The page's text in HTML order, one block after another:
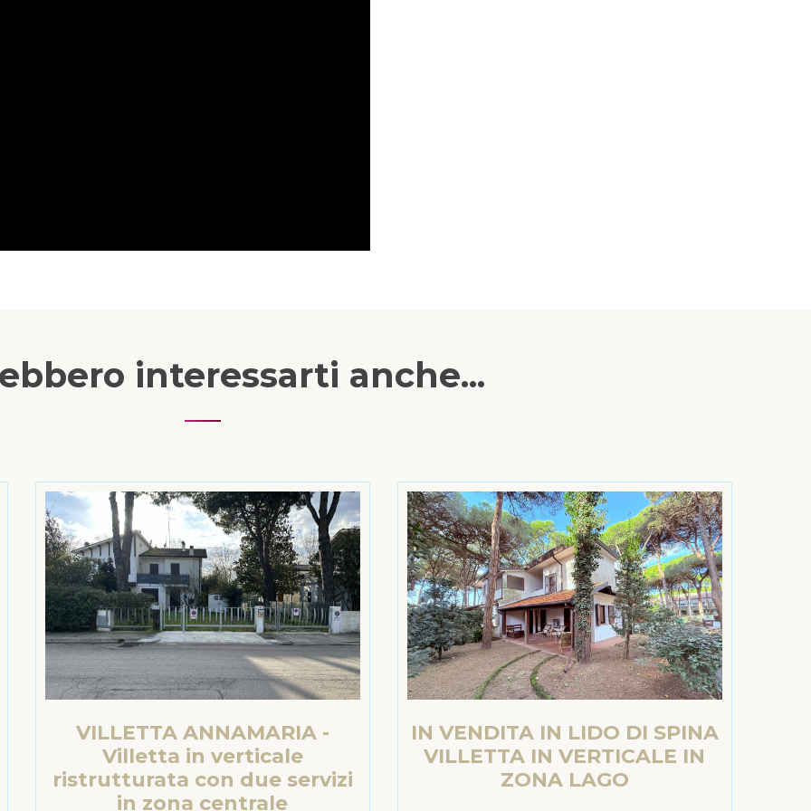
interessarti anche...
VILLETTA ANNAMARIA -
Villetta in verticale
ristrutturata con due servizi
in zona centrale
IN VENDITA IN LIDO DI SPINA
VILLETTA IN VERTICALE IN
ZONA LAGO